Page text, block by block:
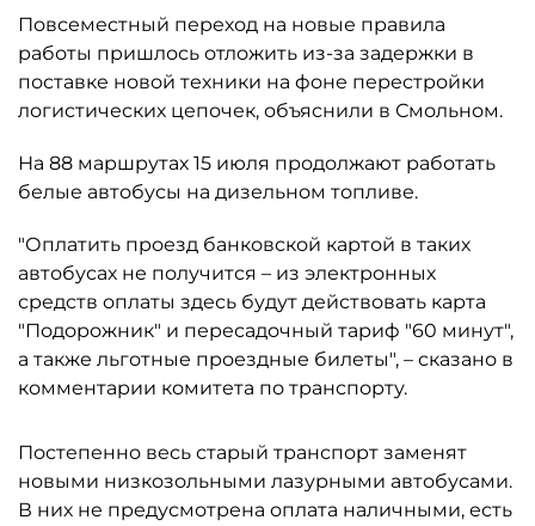
Повсеместный переход на новые правила
работы пришлось отложить из-за задержки в
поставке новой техники на фоне перестройки
логистических цепочек, объяснили в Смольном.
На 88 маршрутах 15 июля продолжают работать
белые автобусы на дизельном топливе.
"Оплатить проезд банковской картой в таких
автобусах не получится – из электронных
средств оплаты здесь будут действовать карта
"Подорожник" и пересадочный тариф "60 минут",
а также льготные проездные билеты", – сказано в
комментарии комитета по транспорту.
Постепенно весь старый транспорт заменят
новыми низкозольными лазурными автобусами.
В них не предусмотрена оплата наличными, есть